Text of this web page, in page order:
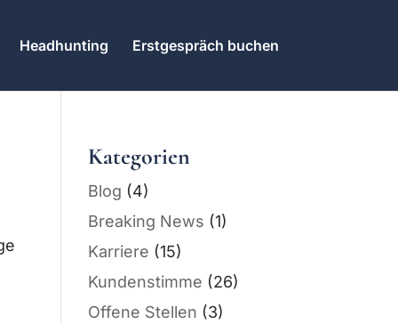
Headhunting Erstgespräch buchen
Kategorien
Blog (4)
Breaking News (1)
Karriere (15)
Kundenstimme (26)
Offene Stellen (3)